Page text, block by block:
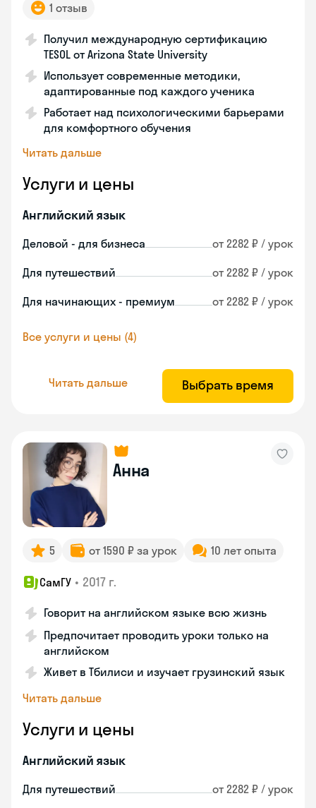
1 отзыв
Получил международную сертификацию
TESOL от Arizona State University
Использует современные методики,
адаптированные под каждого ученика
Работает над психологическими барьерами
для комфортного обучения
Читать дальше
Услуги и цены
Английский язык
Деловой - для бизнеса от 2282 ₽ / урок
Для путешествий от 2282 ₽ / урок
Для начинающих - премиум от 2282 ₽ / урок
Все услуги и цены (4)
Читать дальше Выбрать время
Анна
5 от 1590 ₽ за урок 10 лет опыта
СамГУ • 2017 г.
Говорит на английском языке всю жизнь
Предпочитает проводить уроки только на
английском
Живет в Тбилиси и изучает грузинский язык
Читать дальше
Услуги и цены
Английский язык
Для путешествий от 2282 ₽ / урок